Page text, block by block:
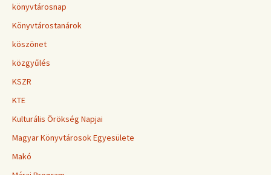
könyvtárosnap
Könyvtárostanárok
köszönet
közgyűlés
KSZR
KTE
Kulturális Örökség Napjai
Magyar Könyvtárosok Egyesülete
Makó